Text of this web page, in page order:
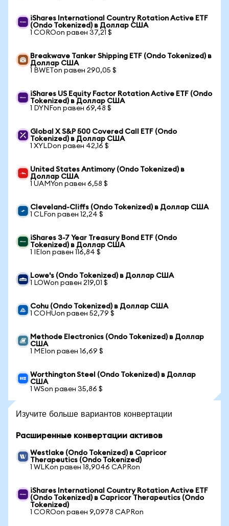
iShares International Country Rotation Active ETF
(Ondo Tokenized) в Доллар США
1 COROon равен 37,21 $
Breakwave Tanker Shipping ETF (Ondo Tokenized) в
Доллар США
1 BWETon равен 290,05 $
iShares US Equity Factor Rotation Active ETF (Ondo
Tokenized) в Доллар США
1 DYNFon равен 69,48 $
Global X S&P 500 Covered Call ETF (Ondo
Tokenized) в Доллар США
1 XYLDon равен 42,16 $
United States Antimony (Ondo Tokenized) в
Доллар США
1 UAMYon равен 6,58 $
Cleveland-Cliffs (Ondo Tokenized) в Доллар США
1 CLFon равен 12,24 $
iShares 3-7 Year Treasury Bond ETF (Ondo
Tokenized) в Доллар США
1 IEIon равен 116,84 $
Lowe's (Ondo Tokenized) в Доллар США
1 LOWon равен 219,01 $
Cohu (Ondo Tokenized) в Доллар США
1 COHUon равен 52,79 $
Methode Electronics (Ondo Tokenized) в Доллар
США
1 MEIon равен 16,69 $
Worthington Steel (Ondo Tokenized) в Доллар
США
1 WSon равен 35,86 $
Изучите больше вариантов конвертации
Расширенные конвертации активов
Westlake (Ondo Tokenized) в Capricor
Therapeutics (Ondo Tokenized)
1 WLKon равен 18,9046 CAPRon
iShares International Country Rotation Active ETF
(Ondo Tokenized) в Capricor Therapeutics (Ondo
Tokenized)
1 COROon равен 9,0978 CAPRon